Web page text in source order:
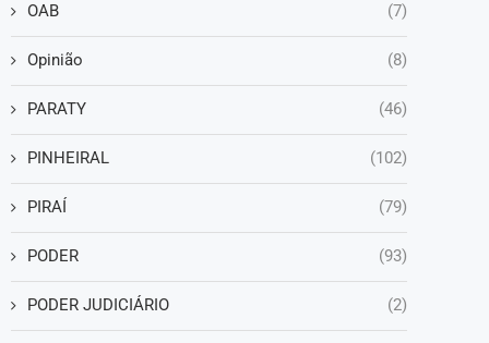
OAB (7)
Opinião (8)
PARATY (46)
PINHEIRAL (102)
PIRAÍ (79)
PODER (93)
PODER JUDICIÁRIO (2)